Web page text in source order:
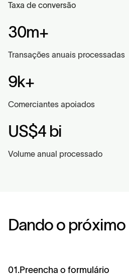
Taxa de conversão
30m+
Transações anuais processadas
9k+
Comerciantes apoiados
US$4 bi
Volume anual processado
Dando o próximo
01.Preencha o formulário